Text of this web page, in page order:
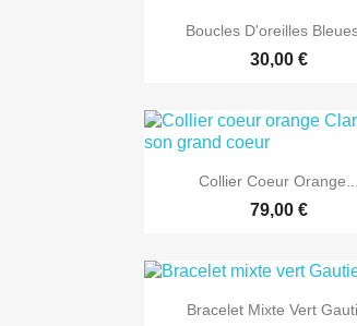
 Aperçu rapide
Boucles D'oreilles
30,00 €
 Aperçu rapide
Collier Coeur Orange...
79,00 €
 Aperçu rapide
Bracelet Mixte Vert